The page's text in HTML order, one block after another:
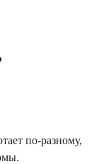
по-разному,